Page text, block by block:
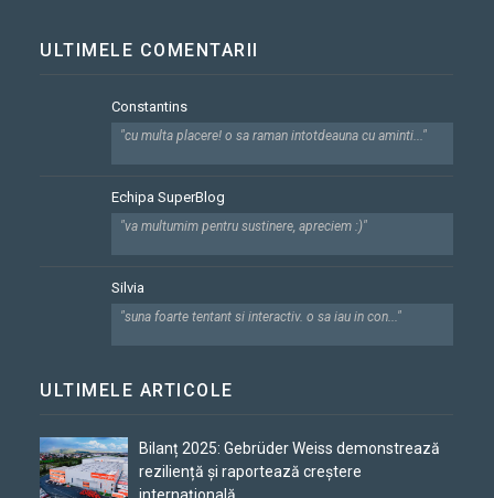
ULTIMELE COMENTARII
Constantins
"cu multa placere! o sa raman intotdeauna cu aminti..."
Echipa SuperBlog
"va multumim pentru sustinere, apreciem :)"
Silvia
"suna foarte tentant si interactiv. o sa iau in con..."
ULTIMELE ARTICOLE
Bilanț 2025: Gebrüder Weiss demonstrează
reziliență și raportează creștere